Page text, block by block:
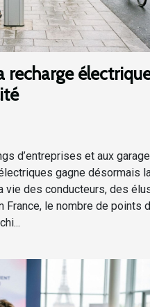
recharge
d’entreprises et aux
gagne désormais
vie des conducteurs, des
France, le nombre de points